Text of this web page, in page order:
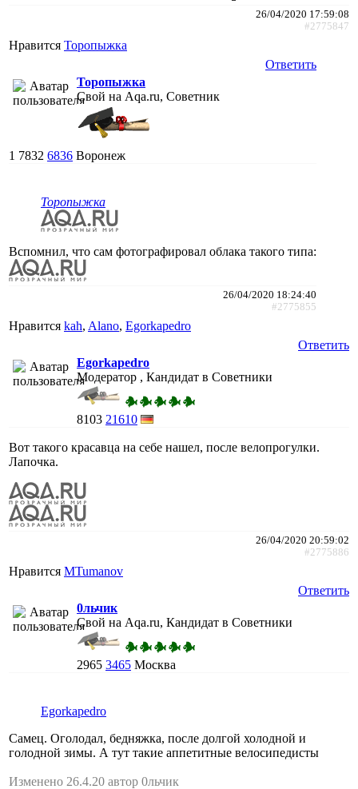
26/04/2020 17:59:08
#2775847
Нравится Торопыжка
Ответить
Торопыжка
Свой на Aqa.ru, Советник
1 7832 6836 Воронеж
Торопыжка
Вспомнил, что сам фотографировал облака такого типа:
26/04/2020 18:24:40
#2775855
Нравится kah, Alano, Egorkapedro
Ответить
Egorkapedro
Модератор , Кандидат в Советники
8103 21610
Вот такого красавца на себе нашел, после велопрогулки.
Лапочка.
26/04/2020 20:59:02
#2775886
Нравится MTumanov
Ответить
0льчик
Свой на Aqa.ru, Кандидат в Советники
2965 3465 Москва
Egorkapedro
Самец. Оголодал, бедняжка, после долгой холодной и
голодной зимы. А тут такие аппетитные велосипедисты
Изменено 26.4.20 автор 0льчик